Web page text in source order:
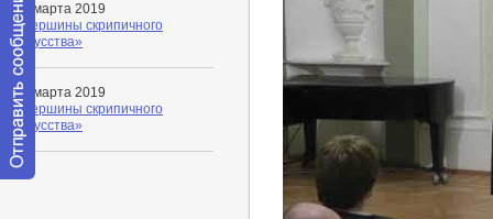
22 марта 2019
«Вершины скрипичного
искусства»
22 марта 2019
«Вершины скрипичного
искусства»